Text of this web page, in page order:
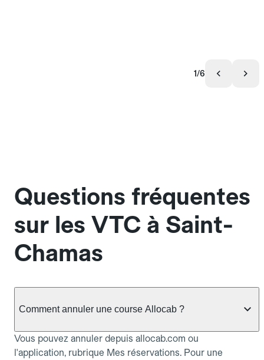
1/6
Questions fréquentes
sur les VTC à Saint-
Chamas
Comment annuler une course Allocab ?
Vous pouvez annuler depuis allocab.com ou
l'application, rubrique Mes réservations. Pour une